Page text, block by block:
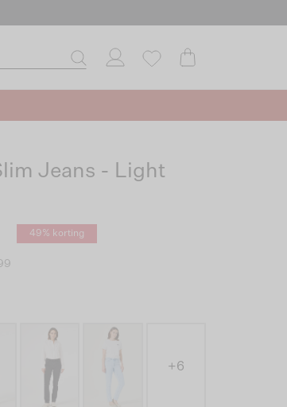
Jeans - Light
49% korting
+6